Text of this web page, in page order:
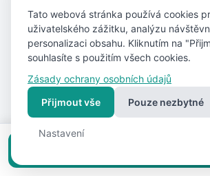
Olomouc Příbram (4) Beroun
Rokycany(3) Úvaly(3)
Hranice(3) Králův Dvůr (2)
Znojmo(2) Česká Lípa(2)
Žebrák Rudná
Praha 9(2)
Tato webová stránka používá cookies
uživatelského zážitku, analýzu
personalizaci obsahu. Kliknutím na
souhlasíte s použitím všech cookies.
Zásady ochrany osobních údajů
Přijmout vše
Pouze nezbytné
Nastavení